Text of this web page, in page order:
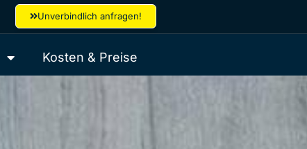
Unverbindlich anfragen!
Kosten & Preise